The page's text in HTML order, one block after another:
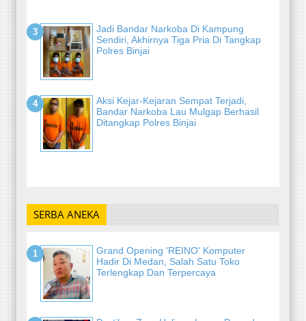
Jadi Bandar Narkoba Di Kampung
Sendiri, Akhirnya Tiga Pria Di Tangkap
Polres Binjai
Aksi Kejar-Kejaran Sempat Terjadi,
Bandar Narkoba Lau Mulgap Berhasil
Ditangkap Polres Binjai
-
SERBA ANEKA
Grand Opening 'REINO' Komputer
Hadir Di Medan, Salah Satu Toko
Terlengkap Dan Terpercaya